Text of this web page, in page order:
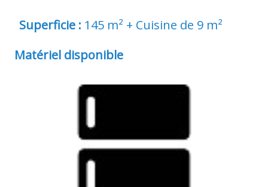
Superficie : 145 m² + Cuisine de 9 m²
Matériel disponible